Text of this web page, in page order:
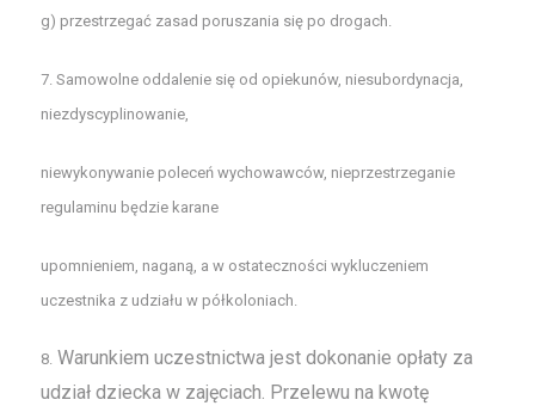
g) przestrzegać zasad poruszania się po drogach.
7. Samowolne oddalenie się od opiekunów, niesubordynacja,
niezdyscyplinowanie,
niewykonywanie poleceń wychowawców, nieprzestrzeganie
regulaminu będzie karane
upomnieniem, naganą, a w ostateczności wykluczeniem
uczestnika z udziału w półkoloniach.
8. Warunkiem uczestnictwa jest dokonanie opłaty za
udział dziecka w zajęciach. Przelewu na kwotę